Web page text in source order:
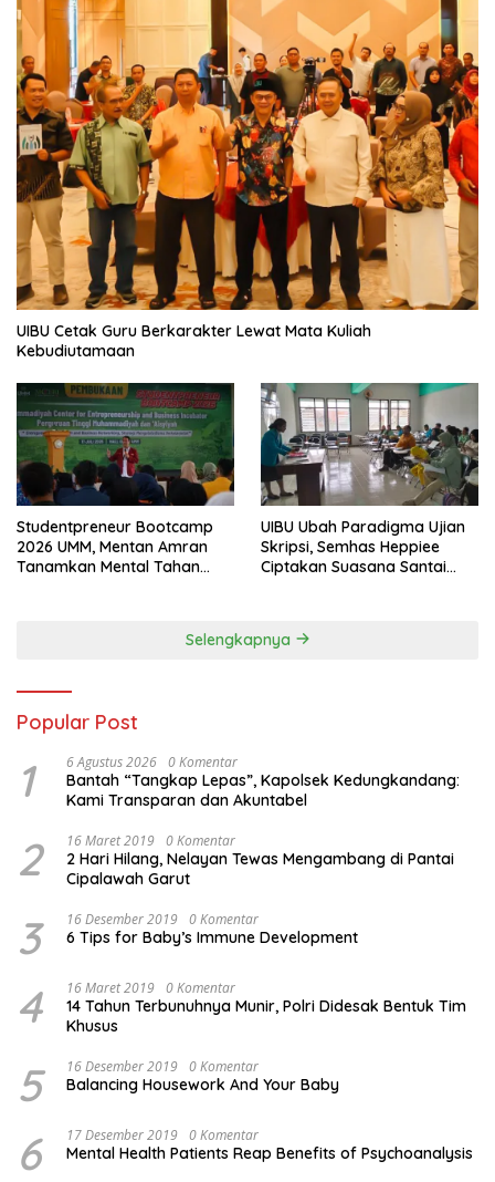
UIBU Cetak Guru Berkarakter Lewat Mata Kuliah
Kebudiutamaan
Studentpreneur Bootcamp
2026 UMM, Mentan Amran
Tanamkan Mental Tahan
UIBU Ubah Paradigma Ujian
Skripsi, Semhas Heppiee
Ciptakan Suasana Santai
Selengkapnya
Popular Post
1 6 Agustus 2026 0 Komentar
Bantah “Tangkap Lepas”, Kapolsek Kedungkandang:
Kami Transparan dan Akuntabel
2 16 Maret 2019 0 Komentar
2 Hari Hilang, Nelayan Tewas Mengambang di Pantai
Cipalawah Garut
3 16 Desember 2019 0 Komentar
6 Tips for Baby’s Immune Development
4 16 Maret 2019 0 Komentar
14 Tahun Terbunuhnya Munir, Polri Didesak Bentuk Tim
Khusus
5 16 Desember 2019 0 Komentar
Balancing Housework And Your Baby
6 17 Desember 2019 0 Komentar
Mental Health Patients Reap Benefits of Psychoanalysis